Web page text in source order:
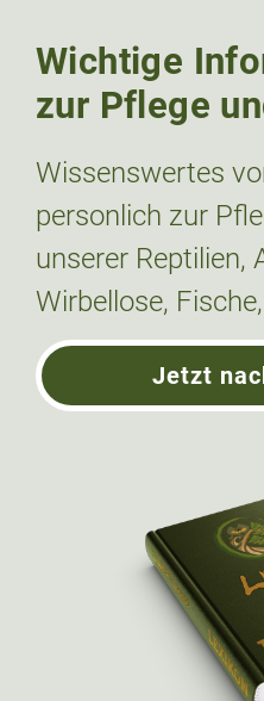
Wichtige
zur Pflege
Wissenswertes
personlich zur
unserer Reptilien,
Wirbellose,
Jetzt